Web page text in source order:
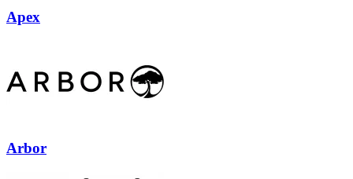
Apex
Arbor